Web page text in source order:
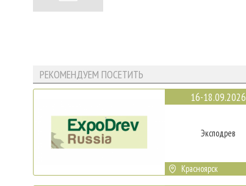
РЕКОМЕНДУЕМ ПОСЕТИТЬ
16-18.09.2026
Эксподрев
Красноярск